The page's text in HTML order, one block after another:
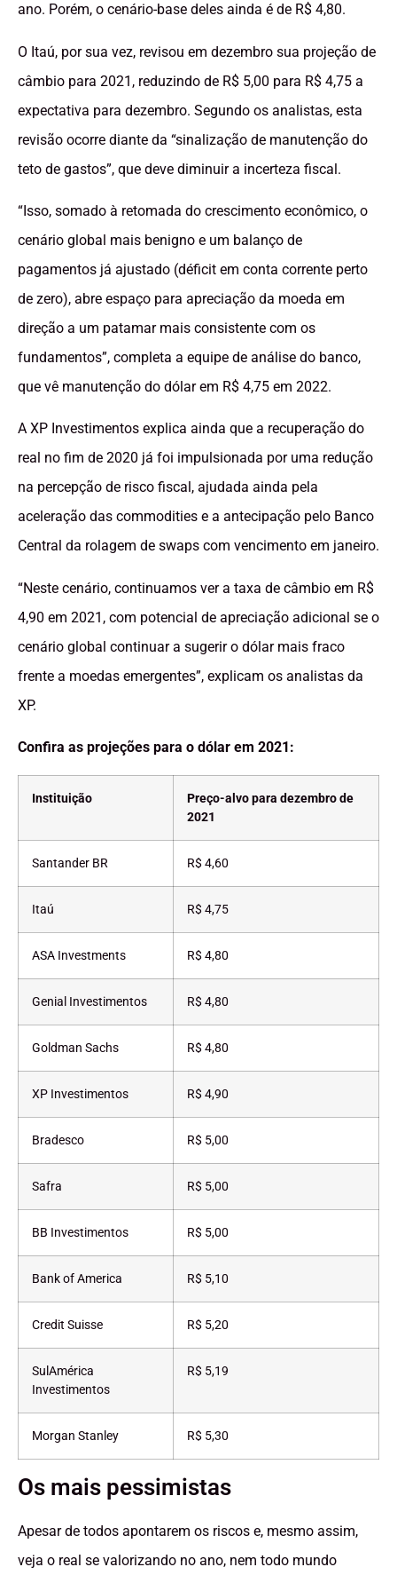
ano. Porém, o cenário-base deles ainda é de R$ 4,80.
O Itaú, por sua vez, revisou em dezembro sua projeção de
câmbio para 2021, reduzindo de R$ 5,00 para R$ 4,75 a
expectativa para dezembro. Segundo os analistas, esta
revisão ocorre diante da “sinalização de manutenção do
teto de gastos”, que deve diminuir a incerteza fiscal.
“Isso, somado à retomada do crescimento econômico, o
cenário global mais benigno e um balanço de
pagamentos já ajustado (déficit em conta corrente perto
de zero), abre espaço para apreciação da moeda em
direção a um patamar mais consistente com os
fundamentos”, completa a equipe de análise do banco,
que vê manutenção do dólar em R$ 4,75 em 2022.
A XP Investimentos explica ainda que a recuperação do
real no fim de 2020 já foi impulsionada por uma redução
na percepção de risco fiscal, ajudada ainda pela
aceleração das commodities e a antecipação pelo Banco
Central da rolagem de swaps com vencimento em janeiro.
“Neste cenário, continuamos ver a taxa de câmbio em R$
4,90 em 2021, com potencial de apreciação adicional se o
cenário global continuar a sugerir o dólar mais fraco
frente a moedas emergentes”, explicam os analistas da
XP.
Confira as projeções para o dólar em 2021:
Instituição
Preço-alvo para dezembro de
2021
Santander BR R$ 4,60
Itaú R$ 4,75
ASA Investments R$ 4,80
Genial Investimentos R$ 4,80
Goldman Sachs R$ 4,80
XP Investimentos R$ 4,90
Bradesco R$ 5,00
Safra R$ 5,00
BB Investimentos R$ 5,00
Bank of America R$ 5,10
Credit Suisse R$ 5,20
SulAmérica
Investimentos
R$ 5,19
Morgan Stanley R$ 5,30
Os mais pessimistas
Apesar de todos apontarem os riscos e, mesmo assim,
veja o real se valorizando no ano, nem todo mundo